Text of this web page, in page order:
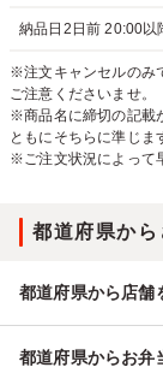
納品日2日前 20:00以
※注文キャンセルのみ
ご注意くださいませ。
※商品名に締切の記載
ともにそちらに準じま
※ご注文状況によって
都道府県から
都道府県から店舗
都道府県からお弁